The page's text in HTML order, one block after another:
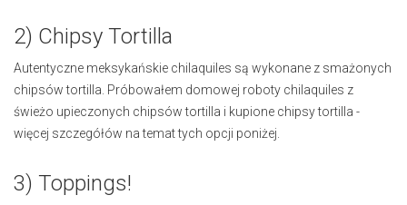
2) Chipsy Tortilla
Autentyczne meksykańskie chilaquiles są wykonane z smażonych
chipsów tortilla. Próbowałem domowej roboty chilaquiles z
świeżo upieczonych chipsów tortilla i kupione chipsy tortilla -
więcej szczegółów na temat tych opcji poniżej.
3) Toppings!